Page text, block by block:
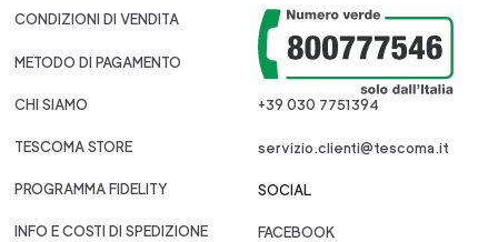
CONDIZIONI DI VENDITA
METODO DI PAGAMENTO
CHI SIAMO
TESCOMA STORE
PROGRAMMA FIDELITY
INFO E COSTI DI SPEDIZIONE
+39 030 7751394
servizio.clienti@tescoma.it
SOCIAL
FACEBOOK